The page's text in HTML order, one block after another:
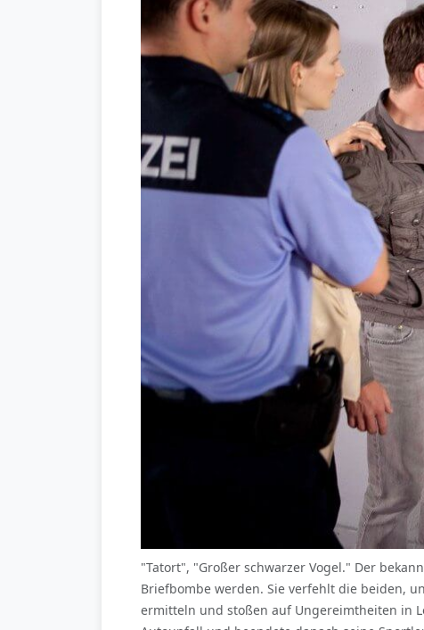
"Tatort", "Großer schwarzer Vogel." Der
Briefbombe werden. Sie verfehlt die beiden,
ermitteln und stoßen auf Ungereimtheiten in